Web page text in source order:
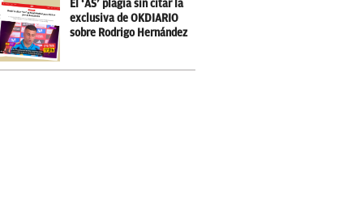
El ‘AS’ plagia sin citar la
exclusiva de OKDIARIO
sobre Rodrigo Hernández